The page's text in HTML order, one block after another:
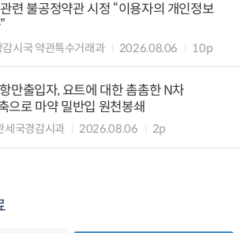
련 불공정약관 시정 “이용자의 개인정보
시국 약관특수거래과 2026.08.06 10p
만출입자, 요트에 대한 촘촘한 N차
으로 마약 밀반입 원천봉쇄
세국경감시과 2026.08.06 2p